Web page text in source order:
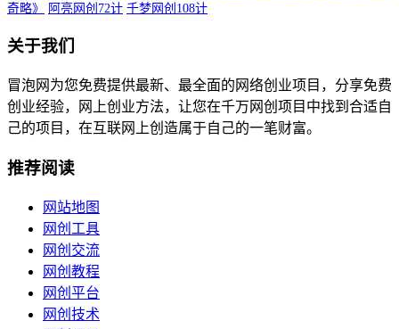
奇略》
阿亮网创72计 千梦网创108计
关于我们
冒泡网为您免费提供最新、最全面的网络创业项目，分享免费
创业经验，网上创业方法，让您在千万网创项目中找到合适自
己的项目，在互联网上创造属于自己的一笔财富。
推荐阅读
网站地图
网创工具
网创交流
网创教程
网创平台
网创技术